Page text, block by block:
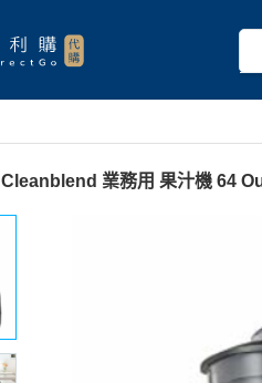
Cleanblend 業務用 果汁機 64